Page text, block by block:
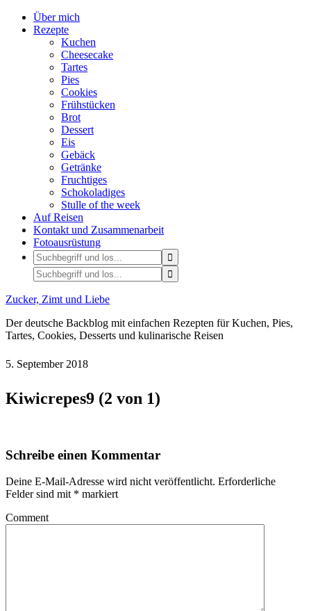
Über mich
Rezepte
Kuchen
Cheesecake
Tartes
Pies
Cookies
Frühstücken
Brot
Dessert
Eis
Gebäck
Getränke
Fruchtiges
Schokoladiges
Stulle of the week
Auf Reisen
Kontakt und Zusammenarbeit
Fotoausrüstung
Zucker, Zimt und Liebe
Der deutsche Backblog mit einfachen Rezepten für Kuchen, Pies,
Tartes, Cookies, Desserts und kulinarische Reisen
5. September 2018
Kiwicrepes9 (2 von 1)
Schreibe einen Kommentar
Deine E-Mail-Adresse wird nicht veröffentlicht. Erforderliche
Felder sind mit * markiert
Comment